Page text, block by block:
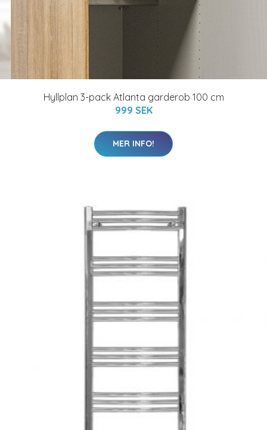
Hyllplan 3-pack Atlanta garderob 100 cm
999 SEK
MER INFO!